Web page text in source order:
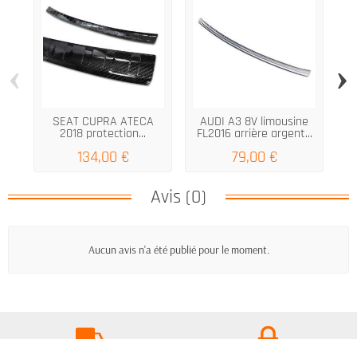
SEAT CUPRA ATECA
2018 protection...
134,00 €
AUDI A3 8V limousine
FL2016 arrière argent...
79,00 €
‹ ›
Avis (0)
Aucun avis n'a été publié pour le moment.